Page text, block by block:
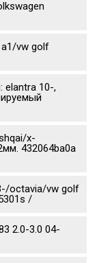
a1/vw golf
elantra 10-,
x-
432064ba0a
octavia/vw golf
/
2.0-3.0 04-